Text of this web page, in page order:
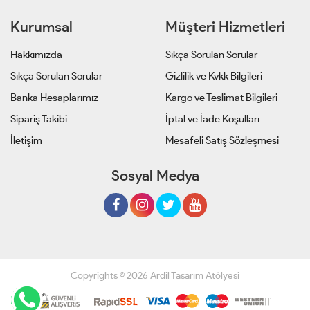
Kurumsal
Hakkımızda
Sıkça Sorulan Sorular
Banka Hesaplarımız
Sipariş Takibi
İletişim
Müşteri Hizmetleri
Sıkça Sorulan Sorular
Gizlilik ve Kvkk Bilgileri
Kargo ve Teslimat Bilgileri
İptal ve İade Koşulları
Mesafeli Satış Sözleşmesi
Sosyal Medya
Copyrights © 2026 Ardil Tasarım Atölyesi